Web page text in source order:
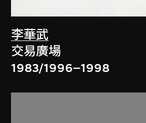
李華武
交易廣場
1983/1996–1998